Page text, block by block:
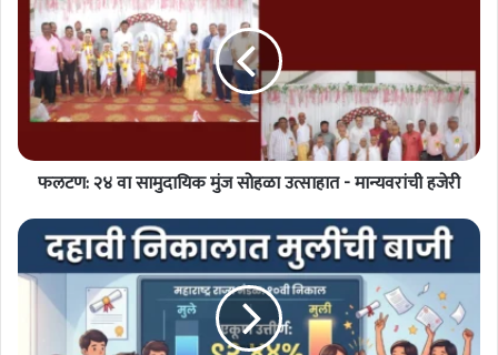
सामुदायिक
मुंज
सोहळा
उत्साहात
मान्यवरांची
हजेरीफलटण: २४ वा सामुदायिक मुंज सोहळा उत्साहात - मान्यवरांची हजेरी
फलटण:
दहावीच्या
निकालात
तालुक्याची